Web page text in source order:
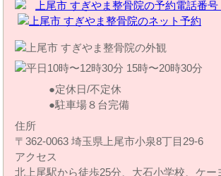
定休日/不定休
駐車場８台完備
住所
〒362-0063 埼玉県上尾市小泉8丁目29‐6
アクセス
北上尾駅から徒歩25分、大石小学校、ケー